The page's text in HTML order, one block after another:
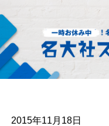
2015年11月18日